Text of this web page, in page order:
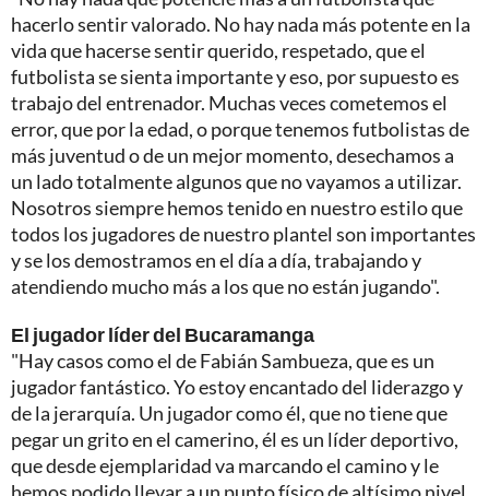
hacerlo sentir valorado. No hay nada más potente en la
vida que hacerse sentir querido, respetado, que el
futbolista se sienta importante y eso, por supuesto es
trabajo del entrenador. Muchas veces cometemos el
error, que por la edad, o porque tenemos futbolistas de
más juventud o de un mejor momento, desechamos a
un lado totalmente algunos que no vayamos a utilizar.
Nosotros siempre hemos tenido en nuestro estilo que
todos los jugadores de nuestro plantel son importantes
y se los demostramos en el día a día, trabajando y
atendiendo mucho más a los que no están jugando".
El jugador líder del Bucaramanga
"Hay casos como el de Fabián Sambueza, que es un
jugador fantástico. Yo estoy encantado del liderazgo y
de la jerarquía. Un jugador como él, que no tiene que
pegar un grito en el camerino, él es un líder deportivo,
que desde ejemplaridad va marcando el camino y le